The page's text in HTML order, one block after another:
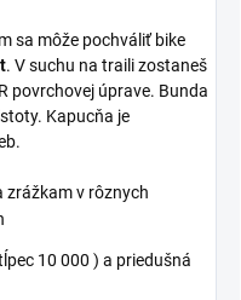
sa môže pochváliť bike
. V suchu na traili zostaneš
povrchovej úprave. Bunda
Kapucňa je
zrážkam v rôznych
10 000 ) a priedušná